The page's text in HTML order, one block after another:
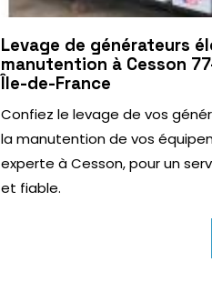
Levage de générateurs
manutention à Cesson
Île-de-France
Confiez le levage de vos
la manutention de vos
experte à Cesson, pour un
et fiable.